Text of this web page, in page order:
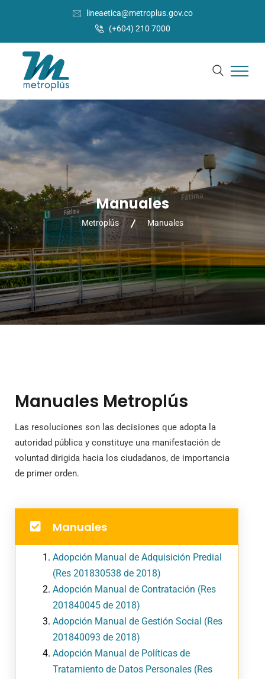
lineaetica@metroplus.gov.co
(+604) 210 7000
Manuales
Metroplús Manuales
Manuales Metroplús
Las resoluciones son las decisiones que adopta la
autoridad pública y constituye una manifestación de
voluntad dirigida hacia los ciudadanos, de importancia
de primer orden.
Manuales
Adopción Manual de Adquisición Predial
(Res 201830538 de 2018)
Adopción Manual de Contratación (Res
201840045 de 2018)
Adopción Manual de Gestión Social (Res
201840093 de 2018)
Adopción Manual de Políticas de
Tratamiento de Datos Personales (Res